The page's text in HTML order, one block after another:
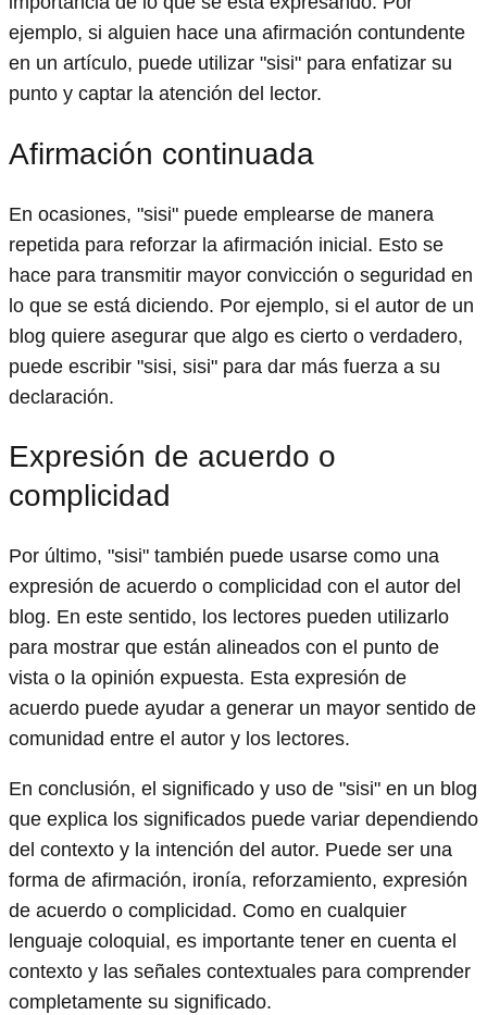
ejemplo, si alguien hace una afirmación contundente
en un artículo, puede utilizar "sisi" para enfatizar su
punto y captar la atención del lector.
Afirmación continuada
En ocasiones, "sisi" puede emplearse de manera
repetida para reforzar la afirmación inicial. Esto se
hace para transmitir mayor convicción o seguridad en
lo que se está diciendo. Por ejemplo, si el autor de un
blog quiere asegurar que algo es cierto o verdadero,
puede escribir "sisi, sisi" para dar más fuerza a su
declaración.
Expresión de acuerdo o
complicidad
Por último, "sisi" también puede usarse como una
expresión de acuerdo o complicidad con el autor del
blog. En este sentido, los lectores pueden utilizarlo
para mostrar que están alineados con el punto de
vista o la opinión expuesta. Esta expresión de
acuerdo puede ayudar a generar un mayor sentido de
comunidad entre el autor y los lectores.
En conclusión, el significado y uso de "sisi" en un blog
que explica los significados puede variar dependiendo
del contexto y la intención del autor. Puede ser una
forma de afirmación, ironía, reforzamiento, expresión
de acuerdo o complicidad. Como en cualquier
lenguaje coloquial, es importante tener en cuenta el
contexto y las señales contextuales para comprender
completamente su significado.